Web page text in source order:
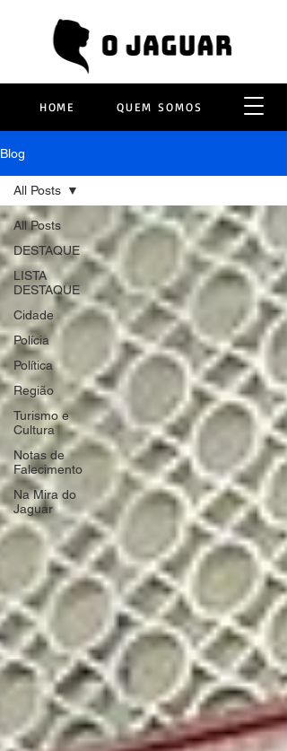
HOME QUEM SOMOS
Blog
All Posts
DESTAQUE
LISTA
DESTAQUE
Cidade
Polícia
Política
Região
Turismo e
Cultura
Notas de
Falecimento
Na Mira do
Jaguar
All Posts